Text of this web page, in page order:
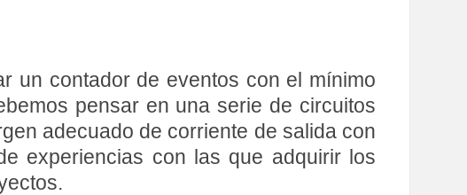
un contador de eventos con el mínimo
pensar en una serie de circuitos
adecuado de corriente de salida con
experiencias con las que adquirir los